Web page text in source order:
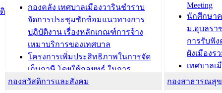
ประชาชนบุคคลประเภท 8 แก่บุคคลที่
ได้รับการเพิ่มชื่อในทะเบียนบ้าน
(ท.ร.14) กรณีคนไม่มีสัญชาติไทยได้รับ
อนุญาตให้มีถิ่นที่อยู่
ประชุมคณะกรรมการประเมินผลการ
ควบคุมภายในของ สำนัก/กอง/
โรงเรียน/ศูนย์พัฒนาเด็กเล็ก/สถานธนา
บทความ อื่นๆ ...
กองคลัง เทศบาลเมืองวารินชำราบ
จัดการประชุมซักซ้อมแนวทางการ
ปฏิบัติงาน เรื่องหลักเกณฑ์การจ้าง
เหมาบริการของเทศบาล
โครงการเพิ่มประสิทธิภาพในการจัด
เก็บภาษี โดยใช้กลยุทธ์ ในการ
พัฒนาการจัดเก็บรายได้ ประจำปี พ.ศ.
Meeting
นักศึกษา
ม.อุบลรา
การรับฟั
ผังเมืองร
เทศบาลเ
โครงการ
กองสวัสดิการและสังคม กองสาธารณสุ